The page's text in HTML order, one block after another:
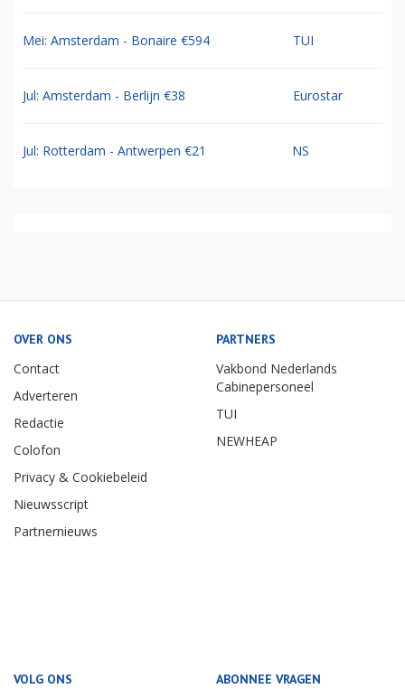
Mei: Amsterdam - Bonaire €594 TUI
Jul: Amsterdam - Berlijn €38 Eurostar
Jul: Rotterdam - Antwerpen €21 NS
OVER ONS
Contact
Adverteren
Redactie
Colofon
Privacy & Cookiebeleid
Nieuwsscript
Partnernieuws
PARTNERS
Vakbond Nederlands
Cabinepersoneel
TUI
NEWHEAP
VOLG ONS ABONNEE VRAGEN